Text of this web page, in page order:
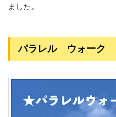
ました。
パラレル ウォーク